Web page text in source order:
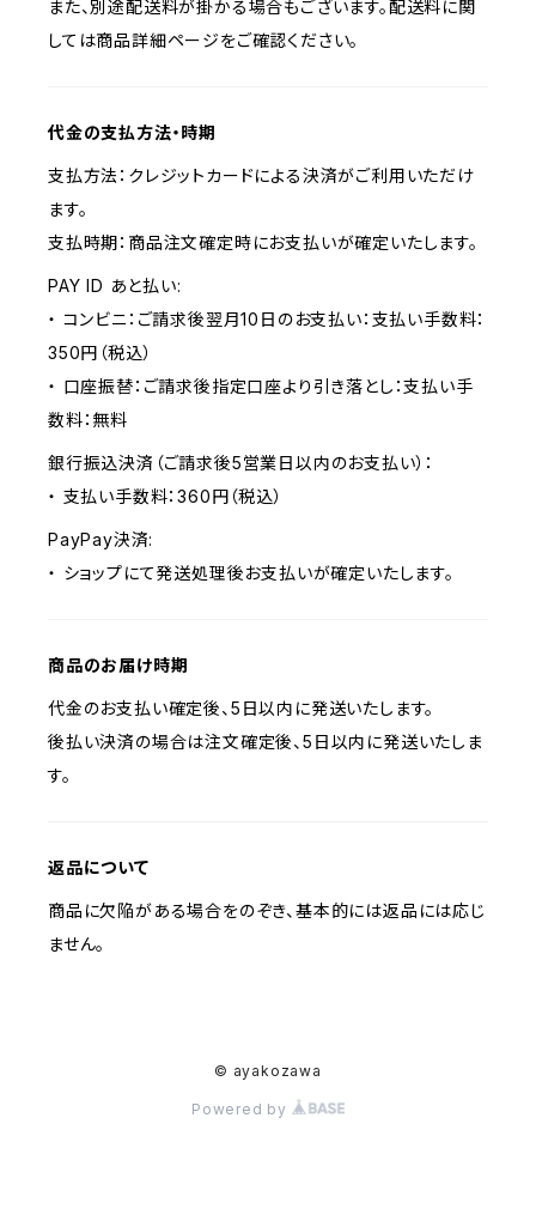
また、別途配送料が掛かる場合もございます。配送料に関
しては商品詳細ページをご確認ください。
代金の支払方法・時期
支払方法：クレジットカードによる決済がご利用いただけ
ます。
支払時期：商品注文確定時にお支払いが確定いたします。
PAY ID あと払い:
・ コンビニ：ご請求後翌月10日のお支払い：支払い手数料：
350円（税込）
・ 口座振替：ご請求後指定口座より引き落とし：支払い手
数料：無料
銀行振込決済（ご請求後5営業日以内のお支払い）：
・ 支払い手数料：360円（税込）
PayPay決済:
・ ショップにて発送処理後お支払いが確定いたします。
商品のお届け時期
代金のお支払い確定後、5日以内に発送いたします。
後払い決済の場合は注文確定後、5日以内に発送いたしま
す。
返品について
商品に欠陥がある場合をのぞき、基本的には返品には応じ
ません。
© ayakozawa
Powered by